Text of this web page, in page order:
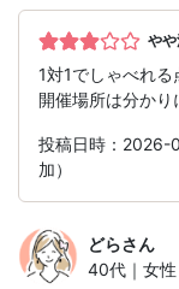
や
1対1でしゃべれる
開催場所は分かり
投稿日時：2026-
加）
どらさん
40代｜女性